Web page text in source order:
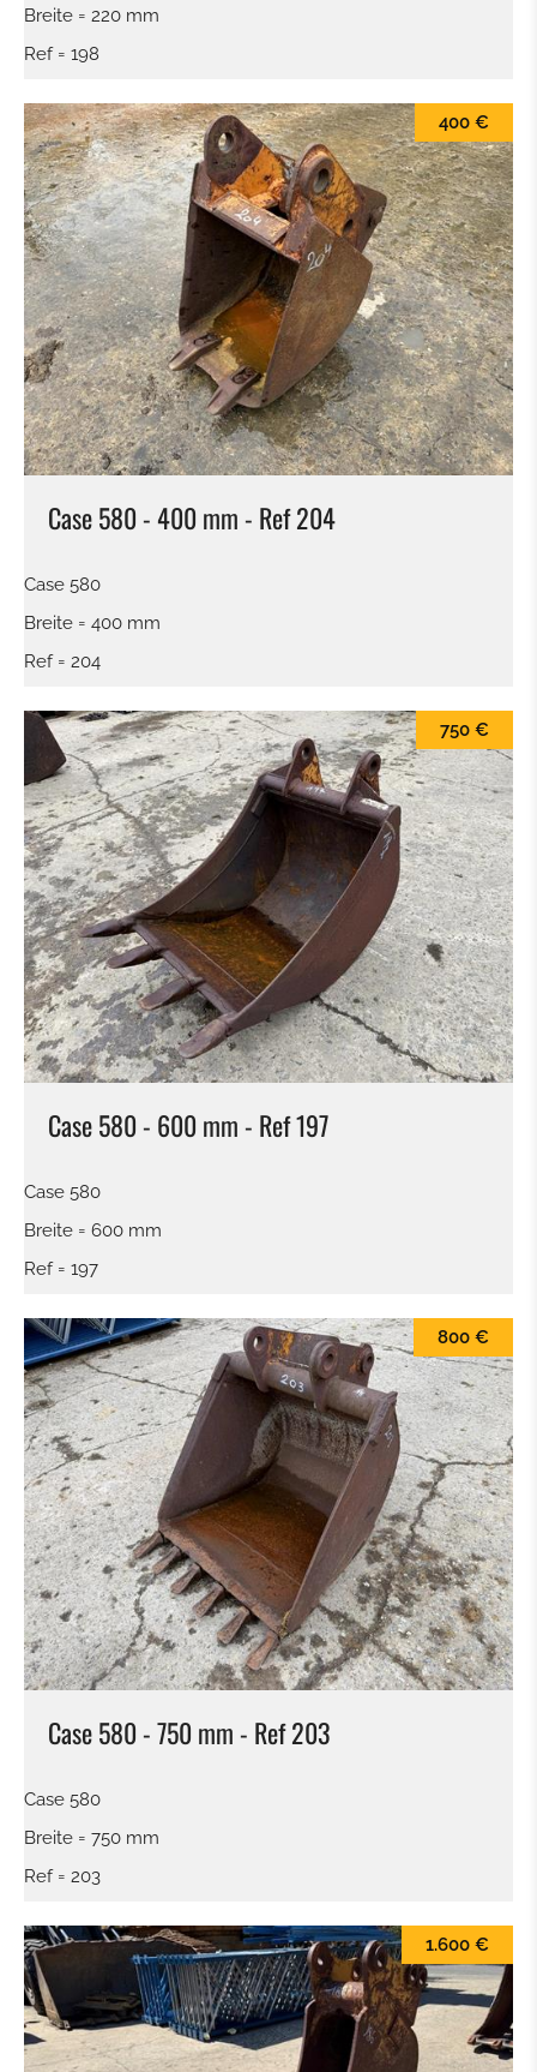
Breite = 220 mm
Ref = 198
Case 580 - 400 mm - Ref 204
400 €
Case 580
Breite = 400 mm
Ref = 204
Case 580 - 600 mm - Ref 197
750 €
Case 580
Breite = 600 mm
Ref = 197
Case 580 - 750 mm - Ref 203
800 €
Case 580
Breite = 750 mm
Ref = 203
1.600 €